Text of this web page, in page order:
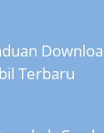
Terbaru